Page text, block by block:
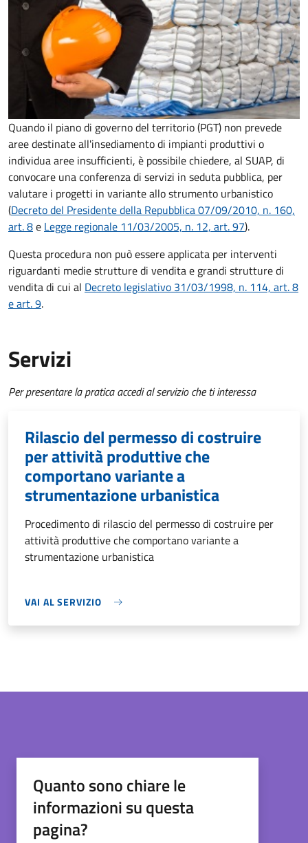
Quando il piano di governo del territorio (PGT) non prevede
aree destinate all'insediamento di impianti produttivi o
individua aree insufficienti, è possibile chiedere, al SUAP, di
convocare una conferenza di servizi in seduta pubblica, per
valutare i progetti in variante allo strumento urbanistico
(Decreto del Presidente della Repubblica 07/09/2010, n. 160,
art. 8e Legge regionale 11/03/2005, n. 12, art. 97).
Questa procedura non può essere applicata per interventi
riguardanti medie strutture di vendita e grandi strutture di
vendita di cui al Decreto legislativo 31/03/1998, n. 114, art. 8
e art. 9.
Servizi
Per presentare la pratica accedi al servizio che ti interessa
Rilascio del permesso di costruire
per attività produttive che
comportano variante a
strumentazione urbanistica
Procedimento di rilascio del permesso di costruire per
attività produttive che comportano variante a
strumentazione urbanistica
VAI AL SERVIZIO
Quanto sono chiare le
informazioni su questa
pagina?